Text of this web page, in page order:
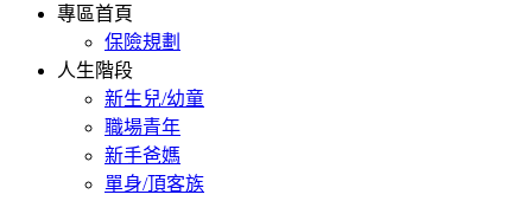
專區首頁
保險規劃
人生階段
新生兒/幼童
職場青年
新手爸媽
單身/頂客族